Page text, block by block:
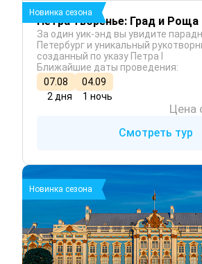
Новинка сезона
Петра творенье: Град и Роща
За один уик-энд вы увидите
Петербург и уникальный
созданный по указу Петра I
Ближайшие даты проведения:
07.08
04.09
2 дня
1 ночь
Цена
Смотреть тур
Новинка сезона